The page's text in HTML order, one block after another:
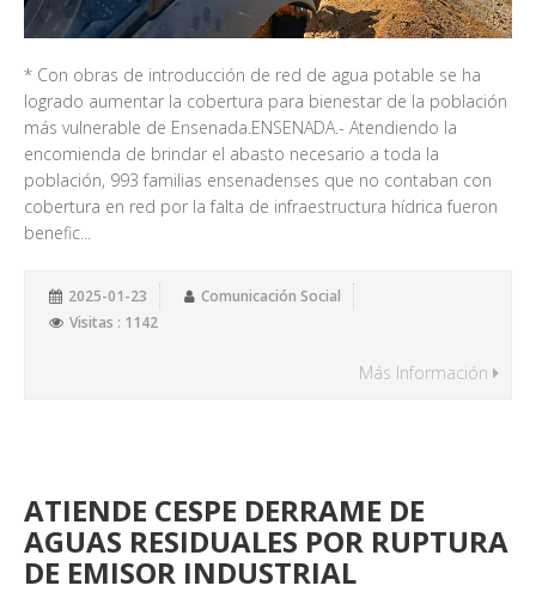
* Con obras de introducción de red de agua potable se ha
logrado aumentar la cobertura para bienestar de la población
más vulnerable de Ensenada.ENSENADA.- Atendiendo la
encomienda de brindar el abasto necesario a toda la
población, 993 familias ensenadenses que no contaban con
cobertura en red por la falta de infraestructura hídrica fueron
benefic...
2025-01-23
Comunicación Social
Visitas : 1142
Más Información
ATIENDE CESPE DERRAME DE
AGUAS RESIDUALES POR RUPTURA
DE EMISOR INDUSTRIAL